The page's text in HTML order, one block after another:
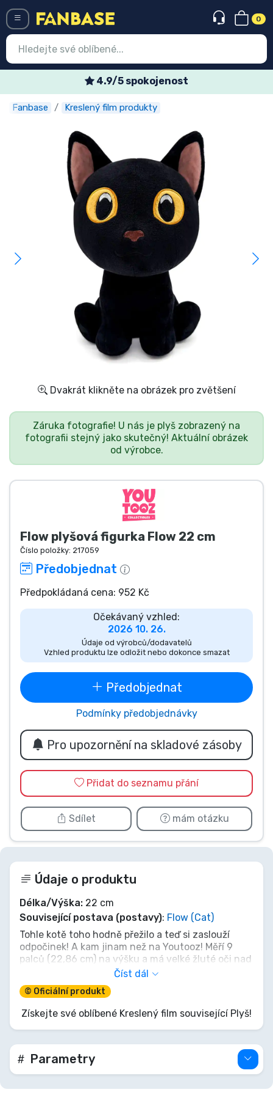
0
4.9/5 spokojenost
Fanbase Kreslený film produkty
Dvakrát klikněte na obrázek pro zvětšení
Záruka fotografie! U nás je plyš zobrazený na
fotografii stejný jako skutečný! Aktuální obrázek
od výrobce.
Flow plyšová figurka Flow 22 cm
Číslo položky: 217059
Předobjednat
Předpokládaná cena: 952 Kč
Očekávaný vzhled:
2026 10. 26.
Údaje od výrobců/dodavatelů
Vzhled produktu lze odložit nebo dokonce smazat
Předobjednat
Podmínky předobjednávky
Pro upozornění na skladové zásoby
Přidat do seznamu přání
Sdílet mám otázku
Údaje o produktu
Délka/Výška: 22 cm
Související postava (postavy): Flow (Cat)
Tohle kotě toho hodně přežilo a teď si zaslouží
odpočinek! A kam jinam než na Youtooz! Měří 9
palců (22,86 cm) na výšku a má velké žluté oči nad
hnědým čumákem a zakřiveným úsměvem,
zatímco zaoblené uši s růžovým vnitřkem vykukují
z vrcholu jeho černé hlavy, tlapky spočívají vpředu
mezi dopředu nataženýma zadníma nohama, které
ukazují polštářky tlap ve tvaru srdce, a dlouhý
ocas se kroutí od jeho zad. Tento plyšák je po švy
naplněn 100% PP bavlnou a je vyroben z
nejměkčích minky materiálů, naprosto perfektní
pro mazlení nebo pro přežití!
Číst dál
© Oficiální produkt
Získejte své oblíbené Kreslený film související Plyš!
Parametry
Vstup
Nejnovější věci
Speciální nabídky
Expresní doručení
Předobjednat
Outlet produkty
Doprava a platba
Seriálové věci
Filmové věci
Úžasné věci
Anime věci
Typy produktů
Značky